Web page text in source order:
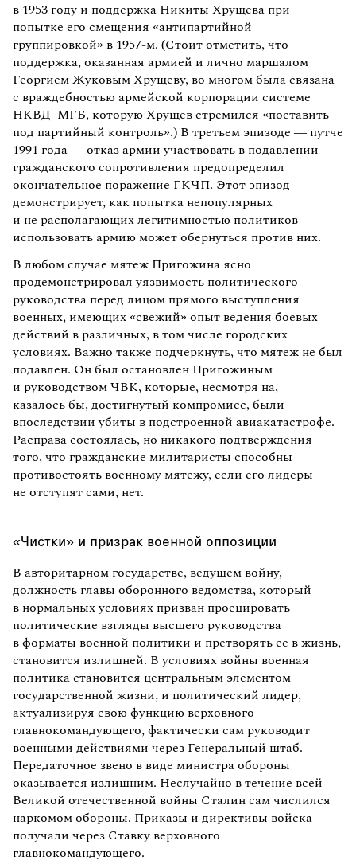
в 1953 году и поддержка Никиты Хрущева при
попытке его смещения «антипартийной
группировкой» в 1957-м. (Стоит отметить, что
поддержка, оказанная армией и лично маршалом
Георгием Жуковым Хрущеву, во многом была связана
с враждебностью армейской корпорации системе
НКВД–МГБ, которую Хрущев стремился «поставить
под партийный контроль».) В третьем эпизоде — путче
1991 года — отказ армии участвовать в подавлении
гражданского сопротивления предопределил
окончательное поражение ГКЧП. Этот эпизод
демонстрирует, как попытка непопулярных
и не располагающих легитимностью политиков
использовать армию может обернуться против них.
В любом случае мятеж Пригожина ясно
продемонстрировал уязвимость политического
руководства перед лицом прямого выступления
военных, имеющих «свежий» опыт ведения боевых
действий в различных, в том числе городских
условиях. Важно также подчеркнуть, что мятеж не был
подавлен. Он был остановлен Пригожиным
и руководством ЧВК, которые, несмотря на,
казалось бы, достигнутый компромисс, были
впоследствии убиты в подстроенной авиакатастрофе.
Расправа состоялась, но никакого подтверждения
того, что гражданские милитаристы способны
противостоять военному мятежу, если его лидеры
не отступят сами, нет.
«Чистки» и призрак военной оппозиции
В авторитарном государстве, ведущем войну,
должность главы оборонного ведомства, который
в нормальных условиях призван проецировать
политические взгляды высшего руководства
в форматы военной политики и претворять ее в жизнь,
становится излишней. В условиях войны военная
политика становится центральным элементом
государственной жизни, и политический лидер,
актуализируя свою функцию верховного
главнокомандующего, фактически сам руководит
военными действиями через Генеральный штаб.
Передаточное звено в виде министра обороны
оказывается излишним. Неслучайно в течение всей
Великой отечественной войны Сталин сам числился
наркомом обороны. Приказы и директивы войска
получали через Ставку верховного
главнокомандующего.